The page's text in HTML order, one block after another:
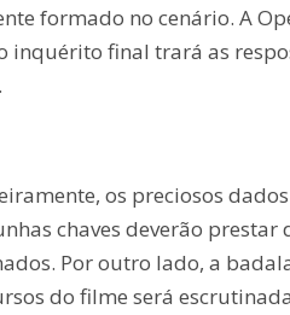
formado no cenário. A
inquérito final trará as
os preciosos
chaves deverão prestar
Por outro lado, a
do filme será